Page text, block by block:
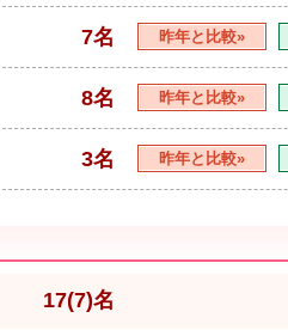
7名 昨年と比較»
8名 昨年と比較»
3名 昨年と比較»
17(7)名